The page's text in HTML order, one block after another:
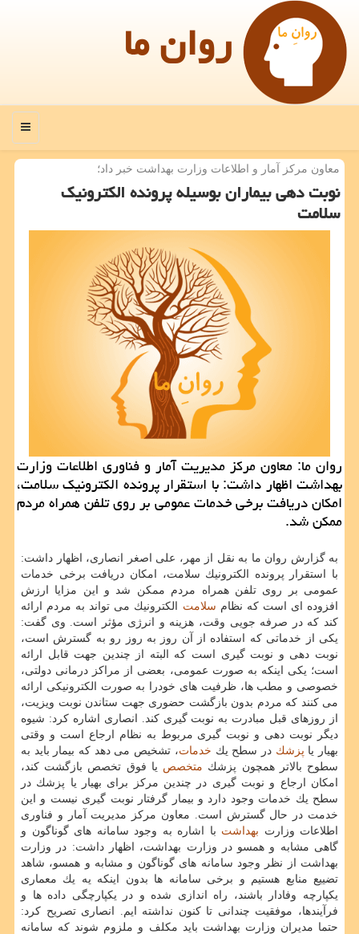
روان ما
منو
معاون مركز آمار و اطلاعات وزارت بهداشت خبر داد؛
نوبت دهی بیماران بوسیله پرونده الكترونیك
سلامت
روان ما: معاون مركز مدیریت آمار و فناوری اطلاعات وزارت
بهداشت اظهار داشت: با استقرار پرونده الكترونیك سلامت،
امكان دریافت برخی خدمات عمومی بر روی تلفن همراه مردم
ممكن شد.
به گزارش روان ما به نقل از مهر، علی اصغر انصاری، اظهار داشت:
با استقرار پرونده الكترونیك سلامت، امكان دریافت برخی خدمات
عمومی بر روی تلفن همراه مردم ممكن شد و این مزایا ارزش
افزوده ای است كه نظام سلامت الكترونیك می تواند به مردم ارائه
كند كه در صرفه جویی وقت، هزینه و انرژی مؤثر است. وی گفت:
یكی از خدماتی كه استفاده از آن روز به روز رو به گسترش است،
نوبت دهی و نوبت گیری است كه البته از چندین جهت قابل ارائه
است؛ یكی اینكه به صورت عمومی، بعضی از مراكز درمانی دولتی،
خصوصی و مطب ها، ظرفیت های خودرا به صورت الكترونیكی ارائه
می كنند كه مردم بدون بازگشت حضوری جهت ستاندن نوبت ویزیت،
از روزهای قبل مبادرت به نوبت گیری كند. انصاری اشاره كرد: شیوه
دیگر نوبت دهی و نوبت گیری مربوط به نظام ارجاع است و وقتی
بهیار یا پزشك در سطح یك خدمات، تشخیص می دهد كه بیمار باید به
سطوح بالاتر همچون پزشك متخصص یا فوق تخصص بازگشت كند،
امكان ارجاع و نوبت گیری در چندین مركز برای بهیار یا پزشك در
سطح یك خدمات وجود دارد و بیمار گرفتار نوبت گیری نیست و این
خدمت در حال گسترش است. معاون مركز مدیریت آمار و فناوری
اطلاعات وزارت بهداشت با اشاره به وجود سامانه های گوناگون و
گاهی مشابه و همسو در وزارت بهداشت، اظهار داشت: در وزارت
بهداشت از نظر وجود سامانه های گوناگون و مشابه و همسو، شاهد
تضییع منابع هستیم و برخی سامانه ها بدون اینكه یه یك معماری
یكپارچه وفادار باشند، راه اندازی شده و در یكپارچگی داده ها و
فرآیندها، موفقیت چندانی تا كنون نداشته ایم. انصاری تصریح كرد:
حتما مدیران وزارت بهداشت باید مكلف و ملزوم شوند كه سامانه